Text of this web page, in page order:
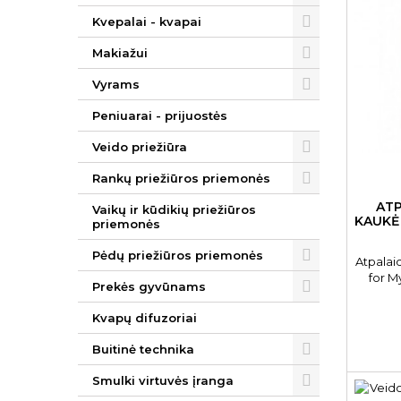
Kvepalai - kvapai
Makiažui
Vyrams
Peniuarai - prijuostės
Veido priežiūra
Rankų priežiūros priemonės
Vaikų ir kūdikių priežiūros
priemonės
Pėdų priežiūros priemonės
Prekės gyvūnams
Kvapų difuzoriai
Buitinė technika
Smulki virtuvės įranga
for